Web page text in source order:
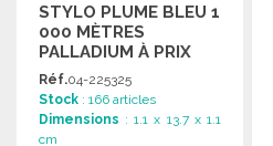
STYLO PLUME BLEU 1
000 MÈTRES
PALLADIUM À PRIX
GROSSISTE
Réf.04-225325
Stock : 166 articles
Dimensions : 1.1 x 13.7 x 1.1
cm